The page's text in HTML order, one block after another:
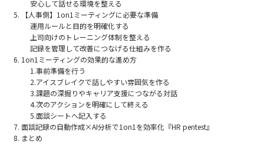
安心して話せる環境を整える
【人事側】1on1ミーティングに必要な準備
運用ルールと目的を明確化する
上司向けのトレーニング体制を整える
記録を管理して改善につなげる仕組みを作る
1on1ミーティングの効果的な進め方
1.事前準備を行う
2.アイスブレイクで話しやすい雰囲気を作る
3.課題の深掘りやキャリア支援につながる対話
4.次のアクションを明確にして終える
5.面談シートへ記入する
面談記録の自動作成×AI分析で1on1を効率化『HR pentest』
まとめ